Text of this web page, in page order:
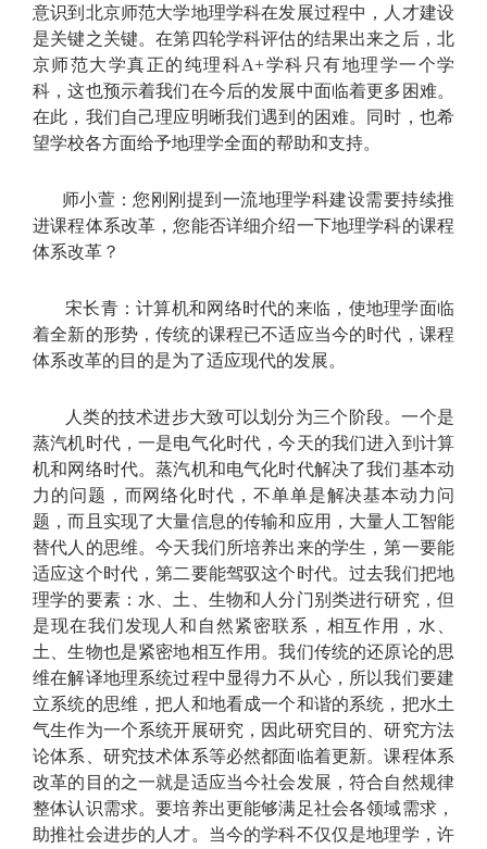
意识到北京师范大学地理学科在发展过程中，人才建设
是关键之关键。在第四轮学科评估的结果出来之后，北
京师范大学真正的纯理科A+学科只有地理学一个学
科，这也预示着我们在今后的发展中面临着更多困难。
在此，我们自己理应明晰我们遇到的困难。同时，也希
望学校各方面给予地理学全面的帮助和支持。
师小萱：您刚刚提到一流地理学科建设需要持续推
进课程体系改革，您能否详细介绍一下地理学科的课程
体系改革？
宋长青：计算机和网络时代的来临，使地理学面临
着全新的形势，传统的课程已不适应当今的时代，课程
体系改革的目的是为了适应现代的发展。
人类的技术进步大致可以划分为三个阶段。一个是
蒸汽机时代，一是电气化时代，今天的我们进入到计算
机和网络时代。蒸汽机和电气化时代解决了我们基本动
力的问题，而网络化时代，不单单是解决基本动力问
题，而且实现了大量信息的传输和应用，大量人工智能
替代人的思维。今天我们所培养出来的学生，第一要能
适应这个时代，第二要能驾驭这个时代。过去我们把地
理学的要素：水、土、生物和人分门别类进行研究，但
是现在我们发现人和自然紧密联系，相互作用，水、
土、生物也是紧密地相互作用。我们传统的还原论的思
维在解译地理系统过程中显得力不从心，所以我们要建
立系统的思维，把人和地看成一个和谐的系统，把水土
气生作为一个系统开展研究，因此研究目的、研究方法
论体系、研究技术体系等必然都面临着更新。课程体系
改革的目的之一就是适应当今社会发展，符合自然规律
整体认识需求。要培养出更能够满足社会各领域需求，
助推社会进步的人才。当今的学科不仅仅是地理学，许